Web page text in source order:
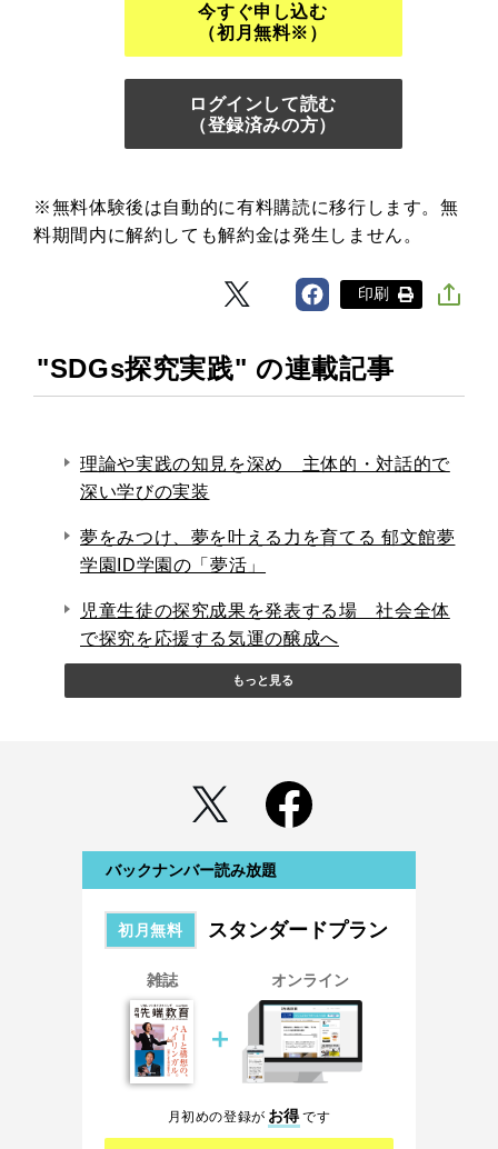
今すぐ申し込む
（初月無料※）
ログインして読む
（登録済みの方）
※無料体験後は自動的に有料購読に移行します。無
料期間内に解約しても解約金は発生しません。
印刷
"SDGs探究実践" の連載記事
理論や実践の知見を深め 主体的・対話的で
深い学びの実装
夢をみつけ、夢を叶える力を育てる 郁文館夢
学園ID学園の「夢活」
児童生徒の探究成果を発表する場 社会全体
で探究を応援する気運の醸成へ
もっと見る
バックナンバー読み放題
初月無料 スタンダードプラン
雑誌
＋
オンライン
月初めの登録が お得です